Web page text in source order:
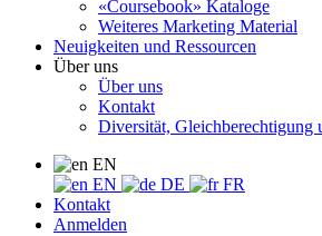
«Coursebook» Kataloge
Weiteres Marketing Material
Neuigkeiten und Ressourcen
Über uns
Über uns
Kontakt
Diversität, Gleichberechtigung
EN
EN
DE
FR
Kontakt
Anmelden